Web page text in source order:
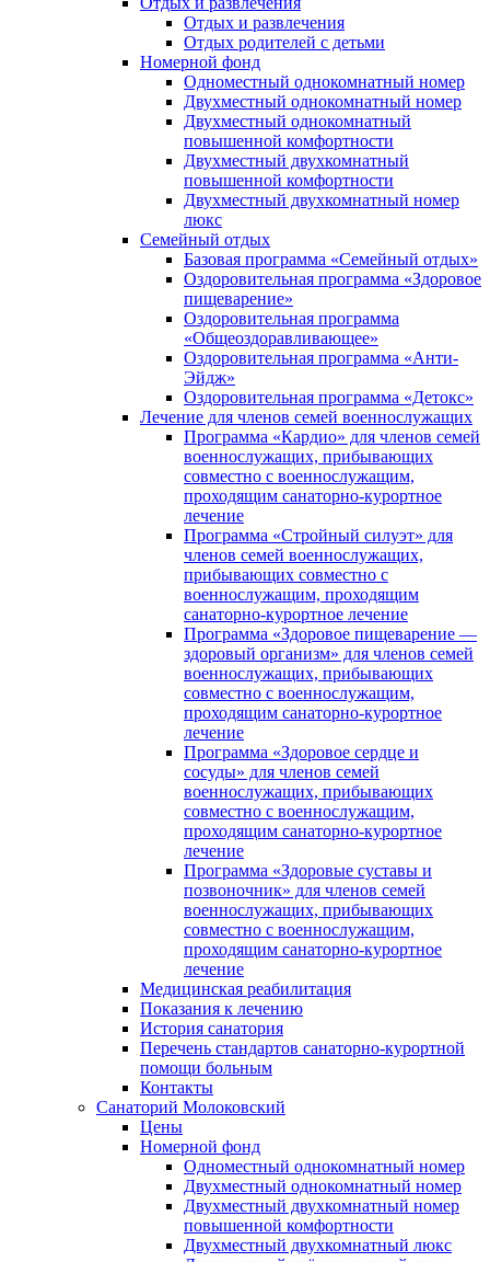
Отдых и развлечения
Отдых родителей с детьми
Номерной фонд
Одноместный однокомнатный номер
Двухместный однокомнатный номер
Двухместный однокомнатный
повышенной комфортности
Двухместный двухкомнатный
повышенной комфортности
Двухместный двухкомнатный номер
люкс
Семейный отдых
Базовая программа «Семейный отдых»
Оздоровительная программа «Здоровое
пищеварение»
Оздоровительная программа
«Общеоздоравливающее»
Оздоровительная программа «Анти-
Эйдж»
Оздоровительная программа «Детокс»
Лечение для членов семей военнослужащих
Программа «Кардио» для членов семей
военнослужащих, прибывающих
совместно с военнослужащим,
проходящим санаторно-курортное
лечение
Программа «Стройный силуэт» для
членов семей военнослужащих,
прибывающих совместно с
военнослужащим, проходящим
санаторно-курортное лечение
Программа «Здоровое пищеварение —
здоровый организм» для членов семей
военнослужащих, прибывающих
совместно с военнослужащим,
проходящим санаторно-курортное
лечение
Программа «Здоровое сердце и
сосуды» для членов семей
военнослужащих, прибывающих
совместно с военнослужащим,
проходящим санаторно-курортное
лечение
Программа «Здоровые суставы и
позвоночник» для членов семей
военнослужащих, прибывающих
совместно с военнослужащим,
проходящим санаторно-курортное
лечение
Медицинская реабилитация
Показания к лечению
История санатория
Перечень стандартов санаторно-курортной
помощи больным
Контакты
Санаторий Молоковский
Цены
Номерной фонд
Одноместный однокомнатный номер
Двухместный однокомнатный номер
Двухместный двухкомнатный номер
повышенной комфортности
Двухместный двухкомнатный люкс